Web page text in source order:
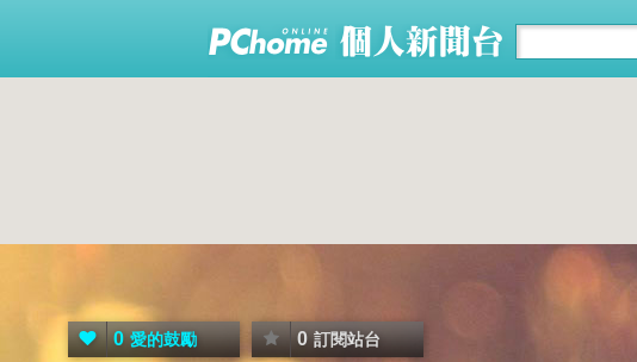
0 愛的鼓勵 0 訂閱站台